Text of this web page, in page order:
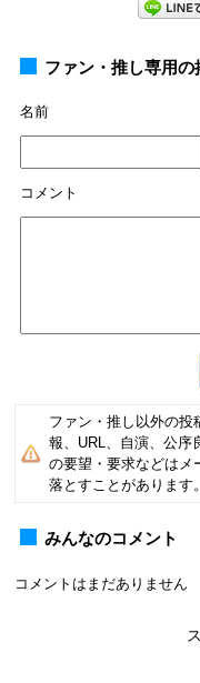
ファン・推し専用の
名前
コメント
ファン・推し以外の投
報、URL、自演、公序
の要望・要求などはメ
落とすことがあります。
みんなのコメント
コメントはまだありません